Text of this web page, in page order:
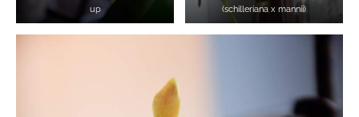
up
(schilleriana x mannii)